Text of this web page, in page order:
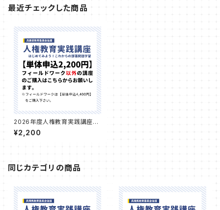
最近チェックした商品
2026年度人権教育実践講座
講習費【単体申込（フィールドワ
ーク以外）2,200円の講座】
¥2,200
同じカテゴリの商品